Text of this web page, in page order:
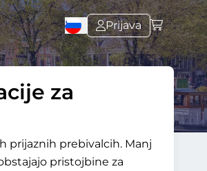
Prijava
za
prijaznih prebivalcih. Manj
pristojbine za